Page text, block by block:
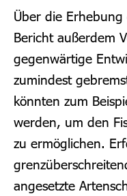
Über die
Bericht außerdem
gegenwärtige
zumindest
könnten zum
werden, um den
zu ermöglichen.
angesetzte